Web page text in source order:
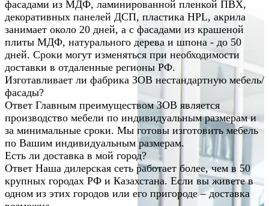
фасадами из МДФ, ламинированной пленкой ПВХ,
декоративных панелей ДСП, пластика HPL, акрила
занимает около 20 дней, а с фасадами из крашеной
плиты МДФ, натурального дерева и шпона - до 50
дней. Сроки могут изменяться при необходимости
доставки в отдаленные регионы РФ.
Изготавливает ли фабрика ЗОВ нестандартную мебель/
фасады?
Ответ Главным преимуществом ЗОВ является
производство мебели по индивидуальным размерам и
за минимальные сроки. Мы готовы изготовить мебель
по Вашим индивидуальным размерам.
Есть ли доставка в мой город?
Ответ Наша дилерская сеть работает более, чем в 50
крупных городах РФ и Казахстана. Если вы живете в
одном из этих городов или его пригороде – доставка